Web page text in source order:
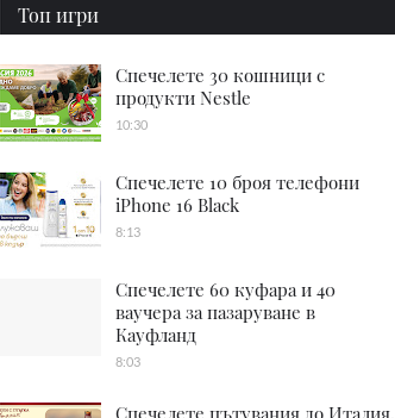
Топ игри
Спечелете 30 кошници с
продукти Nestle
10:30
Спечелете 10 броя телефони
iPhone 16 Black
8:13
Спечелете 60 куфара и 40
ваучера за пазаруване в
Кауфланд
8:03
Спечелете пътувания до Италия,